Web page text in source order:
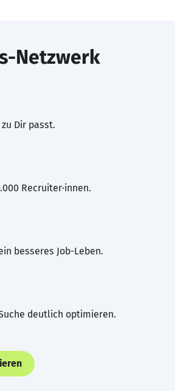
Netzwerk
Dir passt.
Recruiter·innen.
besseres Job-Leben.
deutlich optimieren.